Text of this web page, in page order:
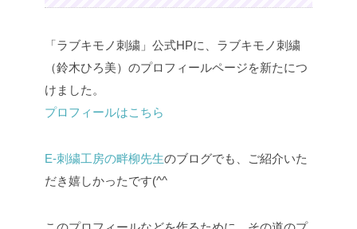
「ラブキモノ刺繍」公式HPに、ラブキモノ刺繍
（鈴木ひろ美）のプロフィールページを新たにつ
けました。
プロフィールはこちら
E-刺繍工房の畔柳先生のブログでも、ご紹介いた
だき嬉しかったです(^^